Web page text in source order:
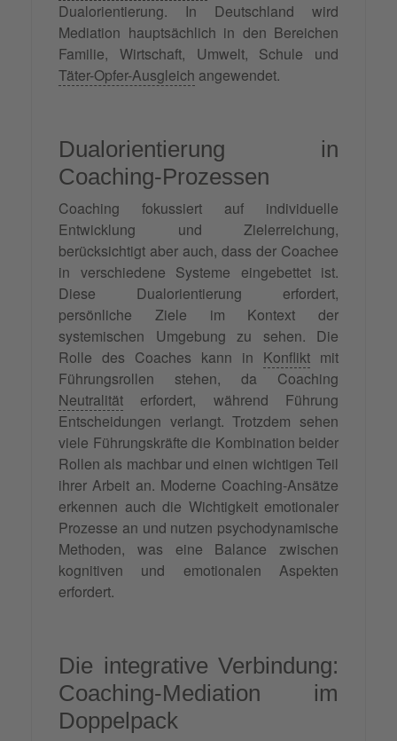
Dualorientierung. In Deutschland wird
Mediation hauptsächlich in den Bereichen
Familie, Wirtschaft, Umwelt, Schule und
Täter-Opfer-Ausgleich angewendet.
Dualorientierung in
Coaching-Prozessen
Coaching fokussiert auf individuelle
Entwicklung und Zielerreichung,
berücksichtigt aber auch, dass der Coachee
in verschiedene Systeme eingebettet ist.
Diese Dualorientierung erfordert,
persönliche Ziele im Kontext der
systemischen Umgebung zu sehen. Die
Rolle des Coaches kann in Konflikt mit
Führungsrollen stehen, da Coaching
Neutralität erfordert, während Führung
Entscheidungen verlangt. Trotzdem sehen
viele Führungskräfte die Kombination beider
Rollen als machbar und einen wichtigen Teil
ihrer Arbeit an. Moderne Coaching-Ansätze
erkennen auch die Wichtigkeit emotionaler
Prozesse an und nutzen psychodynamische
Methoden, was eine Balance zwischen
kognitiven und emotionalen Aspekten
erfordert.
Die integrative Verbindung:
Coaching-Mediation im
Doppelpack